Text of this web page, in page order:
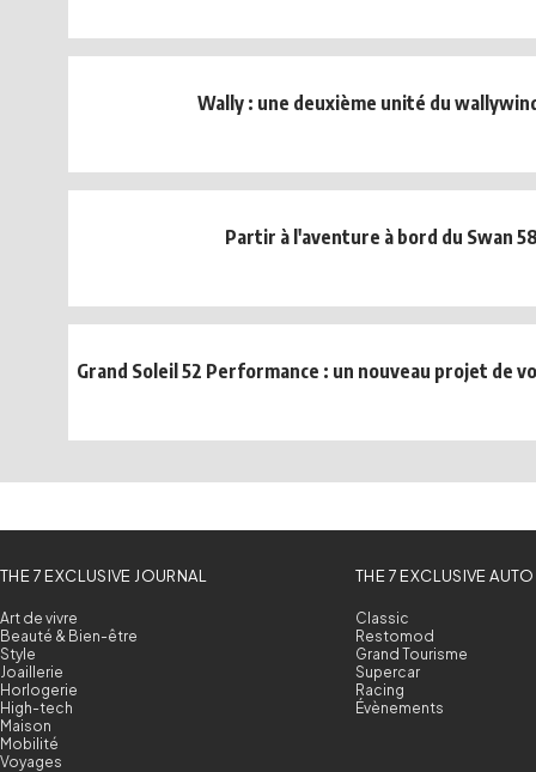
Wally : une deuxième unité du
Partir à l'aventure à bord du Swan
Grand Soleil 52 Performance : un nouveau projet de
THE 7 EXCLUSIVE JOURNAL
Art de vivre
Beauté & Bien-être
Style
Joaillerie
Horlogerie
High-tech
Maison
Mobilité
Voyages
THE 7 EXCLUSIVE AUTO
Classic
Restomod
Grand Tourisme
Supercar
Racing
Évènements